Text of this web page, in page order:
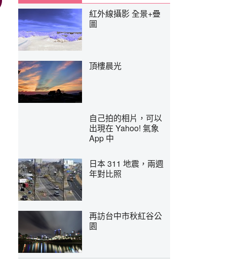
紅外線攝影 全景+疊
圖
頂樓晨光
自己拍的相片，可以
出現在 Yahoo! 氣象
App 中
日本 311 地震，兩週
年對比照
再訪台中市秋紅谷公
園